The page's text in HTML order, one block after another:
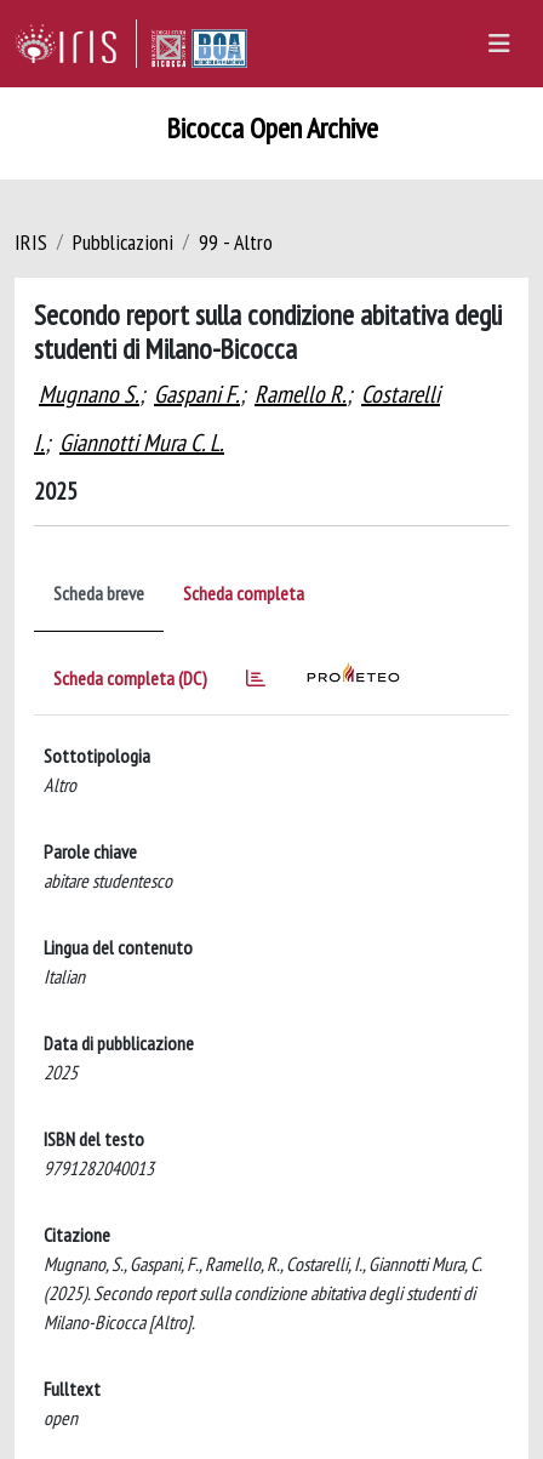
Bicocca Open Archive
IRIS Pubblicazioni 99 - Altro
Secondo report sulla condizione abitativa degli
studenti di Milano-Bicocca
Mugnano S.; Gaspani F.; Ramello R.; Costarelli
I.; Giannotti Mura C. L.
2025
Scheda breve Scheda completa
Scheda completa (DC)
Sottotipologia
Altro
Parole chiave
abitare studentesco
Lingua del contenuto
Italian
Data di pubblicazione
2025
ISBN del testo
9791282040013
Citazione
Mugnano, S., Gaspani, F., Ramello, R., Costarelli, I., Giannotti Mura, C.
(2025). Secondo report sulla condizione abitativa degli studenti di
Milano-Bicocca [Altro].
Fulltext
open